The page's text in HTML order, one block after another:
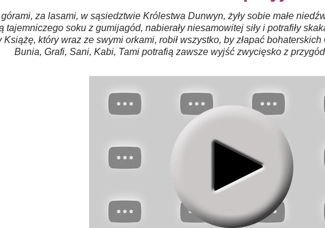
za lasami, w sąsiedztwie Królestwa Dunwyn, żyły sobie małe
tajemniczego soku z gumijagód, nabierały niesamowitej siły i potrafiły
Książę, który wraz ze swymi orkami, robił wszystko, by złapać
Bunia, Grafi, Sani, Kabi, Tami potrafią zawsze wyjść zwycięsko z